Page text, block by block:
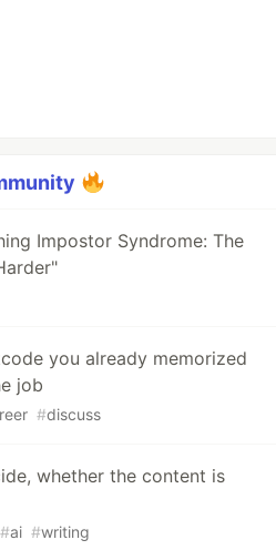
Impostor Syndrome: The
you already memorized
job
#discuss
whether the content is
#ai #writing